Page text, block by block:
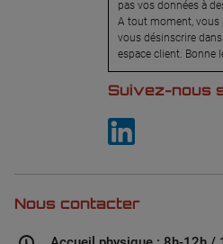
pas vos données à
A tout moment, vous
vous désinscrire
espace client. Bonne
Suivez-nous
Nous contacter